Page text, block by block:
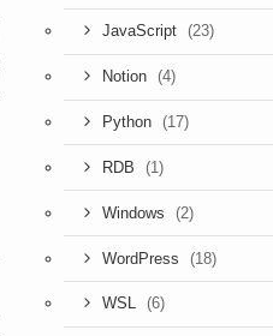
JavaScript (23)
Notion (4)
Python (17)
RDB (1)
Windows (2)
WordPress (18)
WSL (6)